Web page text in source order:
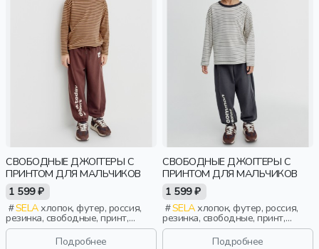
СВОБОДНЫЕ ДЖОГГЕРЫ С
ПРИНТОМ ДЛЯ МАЛЬЧИКОВ
1 599 ₽
SELAхлопок, футер, россия,
резинка, свободные, принт,
кулиска, пояс, эластичные,
мальчики, детиПодробнее
СВОБОДНЫЕ ДЖОГГЕРЫ С
ПРИНТОМ ДЛЯ МАЛЬЧИКОВ
1 599 ₽
SELAхлопок, футер, россия,
резинка, свободные, принт,
кулиска, пояс, эластичные,
мальчики, детиПодробнее